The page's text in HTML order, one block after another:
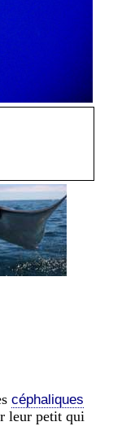
céphaliques
leur petit qui